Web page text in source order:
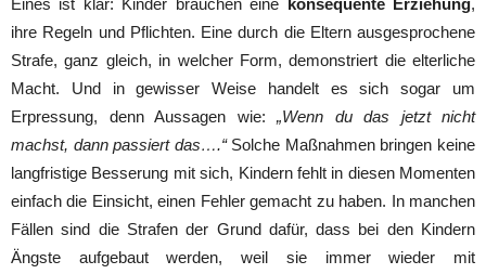
ihre Regeln und Pflichten. Eine durch die Eltern ausgesprochene
Strafe, ganz gleich, in welcher Form, demonstriert die elterliche
Macht. Und in gewisser Weise handelt es sich sogar um
Erpressung, denn Aussagen wie: „Wenn du das jetzt nicht
machst, dann passiert das….“Solche Maßnahmen bringen keine
langfristige Besserung mit sich, Kindern fehlt in diesen Momenten
einfach die Einsicht, einen Fehler gemacht zu haben. In manchen
Fällen sind die Strafen der Grund dafür, dass bei den Kindern
Ängste aufgebaut werden, weil sie immer wieder mit